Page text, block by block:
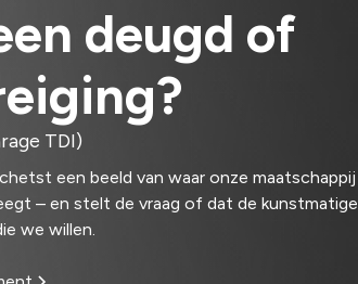
deugd of
TDI)
een beeld van waar onze maatschappij
– en stelt de vraag of dat de kunstmatige
we willen.